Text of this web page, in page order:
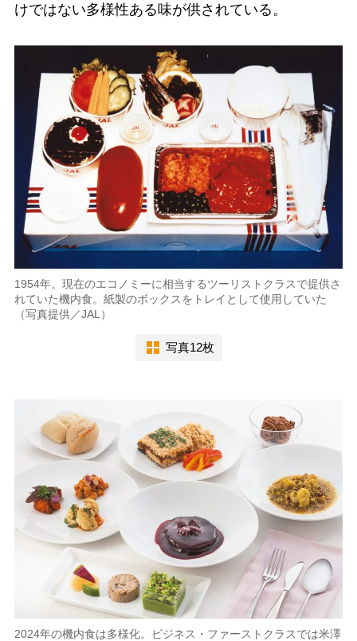
けではない多様性ある味が供されている。
1954年。現在のエコノミーに相当するツーリストクラスで提供さ
れていた機内食。紙製のボックスをトレイとして使用していた
（写真提供／JAL）
写真12枚
2024年の機内食は多様化。ビジネス・ファーストクラスでは米澤